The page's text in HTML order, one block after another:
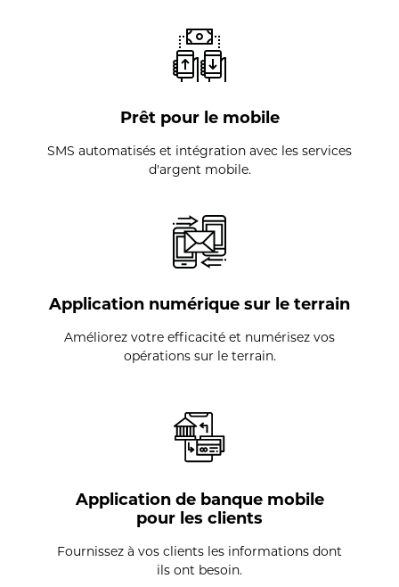
Prêt pour le mobile
SMS automatisés et intégration avec les services
d'argent mobile.
Application numérique sur le terrain
Améliorez votre efficacité et numérisez vos
opérations sur le terrain.
Application de banque mobile
pour les clients
Fournissez à vos clients les informations dont
ils ont besoin.